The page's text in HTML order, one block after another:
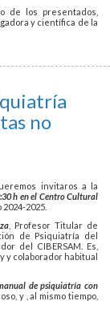
de los presentados,
y científica de la
no
invitaros a la
h en el Centro Cultural
2025.
, Profesor Titular de
de Psiquiatría del
del CIBERSAM. Es,
y colaborador habitual
de psiquiatría con
y , al mismo tiempo,